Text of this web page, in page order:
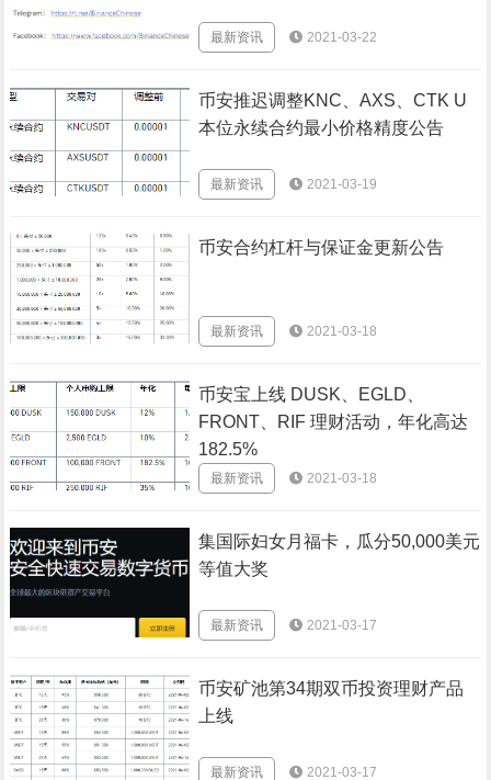
最新资讯 2021-03-22
币安推迟调整KNC、AXS、CTK U
本位永续合约最小价格精度公告
最新资讯 2021-03-19
币安合约杠杆与保证金更新公告
最新资讯 2021-03-18
币安宝上线 DUSK、EGLD、
FRONT、RIF 理财活动，年化高达
182.5%
最新资讯 2021-03-18
集国际妇女月福卡，瓜分50,000美元
等值大奖
最新资讯 2021-03-17
币安矿池第34期双币投资理财产品
上线
最新资讯 2021-03-17